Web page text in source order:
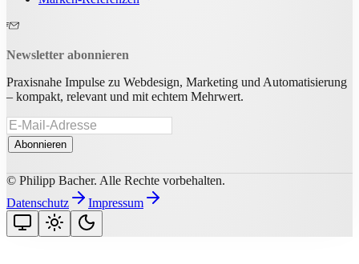
Newsletter abonnieren
Praxisnahe Impulse zu Webdesign, Marketing und Automatisierung
– kompakt, relevant und mit echtem Mehrwert.
Abonnieren
© Philipp Bacher. Alle Rechte vorbehalten.
Datenschutz
Impressum